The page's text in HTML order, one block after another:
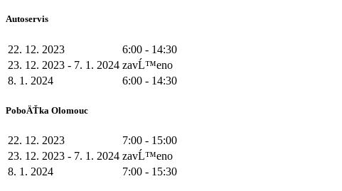
Autoservis
22. 12. 2023
6:00 - 14:30
23. 12. 2023 - 7. 1. 2024 zavĹ™eno
8. 1. 2024
6:00 - 14:30
PoboÄŤka Olomouc
22. 12. 2023
7:00 - 15:00
23. 12. 2023 - 7. 1. 2024 zavĹ™eno
8. 1. 2024
7:00 - 15:30